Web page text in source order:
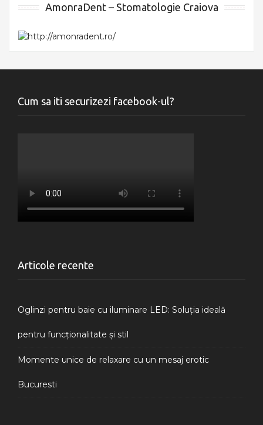
AmonraDent – Stomatologie Craiova
Cum sa iti securizezi facebook-ul?
Articole recente
Oglinzi pentru baie cu iluminare LED: Soluția ideală
pentru funcționalitate și stil
Momente unice de relaxare cu un mesaj erotic
Bucuresti